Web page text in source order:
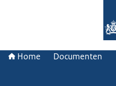
Home Documenten